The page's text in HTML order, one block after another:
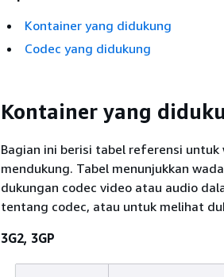
Kontainer yang didukung
Codec yang didukung
Kontainer yang
Bagian ini berisi tabel referensi
mendukung. Tabel menunjukkan
dukungan codec video atau audio
tentang codec, atau untuk melihat
3G2, 3GP